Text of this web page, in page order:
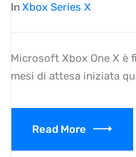
InXbox Series X
Microsoft Xbox One X è
mesi di attesa iniziata
Read More